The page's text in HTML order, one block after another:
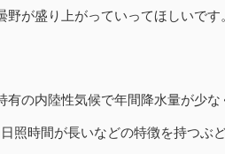
が盛り上がっていってほしいです
の内陸性気候で年間降水量が少
照時間が長いなどの特徴を持つぶ